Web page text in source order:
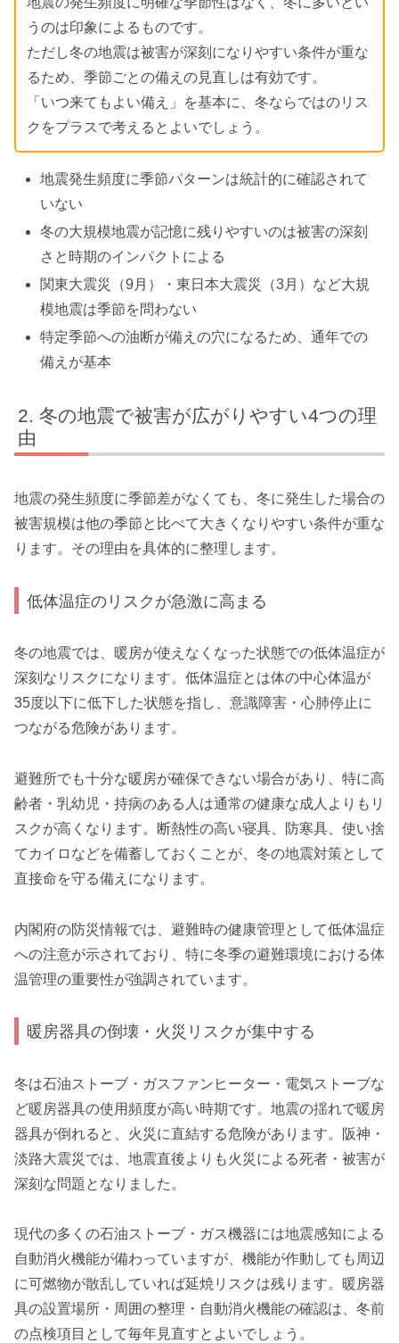
うのは印象によるものです。
ただし冬の地震は被害が深刻になりやすい条件が重な
るため、季節ごとの備えの見直しは有効です。
「いつ来てもよい備え」を基本に、冬ならではのリス
クをプラスで考えるとよいでしょう。
地震発生頻度に季節パターンは統計的に確認されて
いない
冬の大規模地震が記憶に残りやすいのは被害の深刻
さと時期のインパクトによる
関東大震災（9月）・東日本大震災（3月）など大規
模地震は季節を問わない
特定季節への油断が備えの穴になるため、通年での
備えが基本
冬の地震で被害が広がりやすい4つの理
由
地震の発生頻度に季節差がなくても、冬に発生した場合の
被害規模は他の季節と比べて大きくなりやすい条件が重な
ります。その理由を具体的に整理します。
低体温症のリスクが急激に高まる
冬の地震では、暖房が使えなくなった状態での低体温症が
深刻なリスクになります。低体温症とは体の中心体温が
35度以下に低下した状態を指し、意識障害・心肺停止に
つながる危険があります。
避難所でも十分な暖房が確保できない場合があり、特に高
齢者・乳幼児・持病のある人は通常の健康な成人よりもリ
スクが高くなります。断熱性の高い寝具、防寒具、使い捨
てカイロなどを備蓄しておくことが、冬の地震対策として
直接命を守る備えになります。
内閣府の防災情報では、避難時の健康管理として低体温症
への注意が示されており、特に冬季の避難環境における体
温管理の重要性が強調されています。
暖房器具の倒壊・火災リスクが集中する
冬は石油ストーブ・ガスファンヒーター・電気ストーブな
ど暖房器具の使用頻度が高い時期です。地震の揺れで暖房
器具が倒れると、火災に直結する危険があります。阪神・
淡路大震災では、地震直後よりも火災による死者・被害が
深刻な問題となりました。
現代の多くの石油ストーブ・ガス機器には地震感知による
自動消火機能が備わっていますが、機能が作動しても周辺
に可燃物が散乱していれば延焼リスクは残ります。暖房器
具の設置場所・周囲の整理・自動消火機能の確認は、冬前
の点検項目として毎年見直すとよいでしょう。